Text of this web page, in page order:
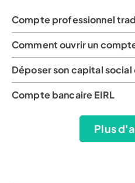
Compte professionnel
Comment ouvrir un
Déposer son capital social
Compte bancaire EIRL
Plus